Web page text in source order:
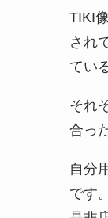
TIKI
され
てい
それ
合っ
自分
です。